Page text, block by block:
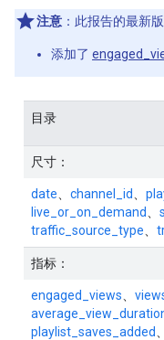
注意 ：此报告的最新
添加了
目录
尺寸：
date channel_id
live_or_on_demand
traffic_source_type
指标：
engaged_views
playlist_saves_added